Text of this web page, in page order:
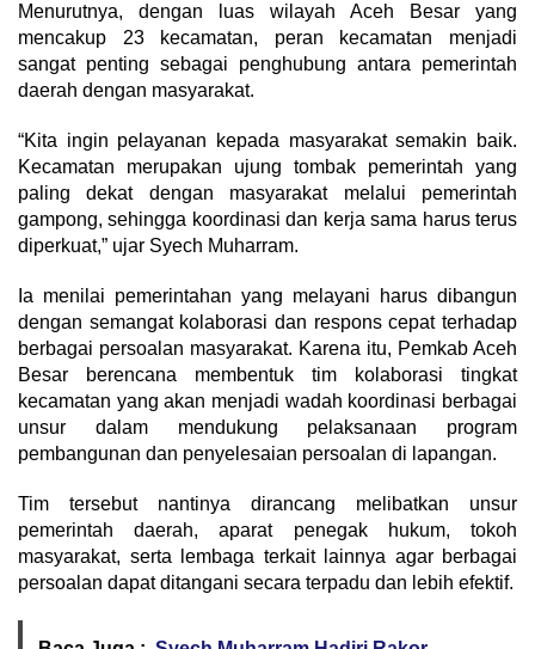
Menurutnya, dengan luas wilayah Aceh Besar yang
mencakup 23 kecamatan, peran kecamatan menjadi
sangat penting sebagai penghubung antara pemerintah
daerah dengan masyarakat.
“Kita ingin pelayanan kepada masyarakat semakin baik.
Kecamatan merupakan ujung tombak pemerintah yang
paling dekat dengan masyarakat melalui pemerintah
gampong, sehingga koordinasi dan kerja sama harus terus
diperkuat,” ujar Syech Muharram.
Ia menilai pemerintahan yang melayani harus dibangun
dengan semangat kolaborasi dan respons cepat terhadap
berbagai persoalan masyarakat. Karena itu, Pemkab Aceh
Besar berencana membentuk tim kolaborasi tingkat
kecamatan yang akan menjadi wadah koordinasi berbagai
unsur dalam mendukung pelaksanaan program
pembangunan dan penyelesaian persoalan di lapangan.
Tim tersebut nantinya dirancang melibatkan unsur
pemerintah daerah, aparat penegak hukum, tokoh
masyarakat, serta lembaga terkait lainnya agar berbagai
persoalan dapat ditangani secara terpadu dan lebih efektif.